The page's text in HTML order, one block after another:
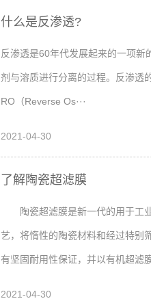
什么是反渗透?
反渗透是60年代发展起来的一项
剂与溶质进行分离的过程。反渗透
RO（Reverse Os···
2021-04-30
了解陶瓷超滤膜
陶瓷超滤膜是新一代的用于工业
艺，将惰性的陶瓷材料和经过特别
有坚固耐用性保证，并以有机超滤
2021-04-30